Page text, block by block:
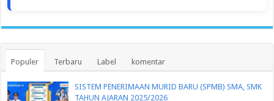
Populer Terbaru Label komentar
SISTEM PENERIMAAN MURID BARU (SPMB) SMA, SMK
TAHUN AJARAN 2025/2026